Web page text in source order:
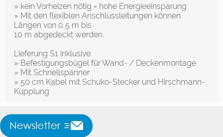
» kein Vorheizen nötig = hohe Energieeinsparung
» Mit den flexiblen Anschlussleitungen können
Längen von 0,5 m bis
10 m abgedeckt werden.
Lieferung S1 inklusive:
» Befestigungsbügel für Wand- / Deckenmontage
» Mit Schnellspanner
» 50 cm Kabel mit Schuko-Stecker und Hirschmann-
Kupplung